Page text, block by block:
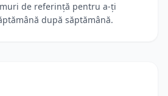
de referință pentru a-ți
după săptămână.